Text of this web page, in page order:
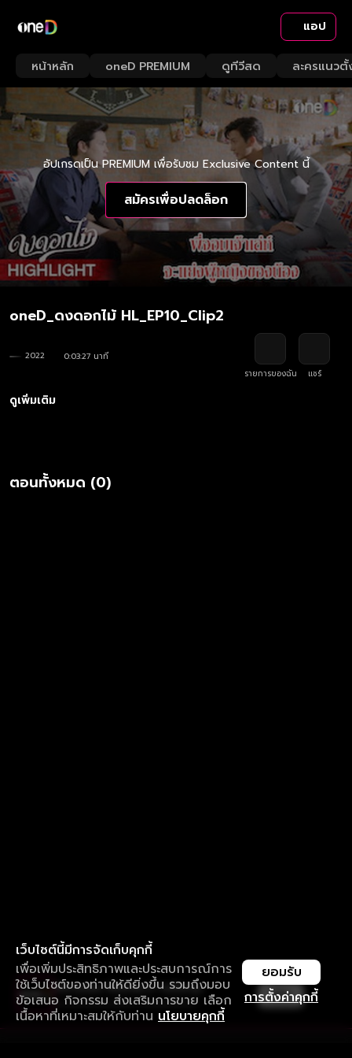
แอป
หน้าหลัก oneD PREMIUM ดูทีวีสด ละครแนวตั้
อัปเกรดเป็น PREMIUM เพื่อรับชม Exclusive Content นี้
สมัครเพื่อปลดล็อก
oneD_ดงดอกไม้ HL_EP10_Clip2
2022
0:03:27 นาที
รายการของฉัน
แชร์
ดูเพิ่มเติม
ตอนทั้งหมด (0)
เว็บไซต์นี้มีการจัดเก็บคุกกี้
เพื่อเพิ่มประสิทธิภาพและประสบการณ์การ
ใช้เว็บไซต์ของท่านให้ดียิ่งขึ้น รวมถึงมอบ
ข้อเสนอ กิจกรรม ส่งเสริมการขาย เลือก
เนื้อหาที่เหมาะสมให้กับท่าน นโยบายคุกกี้
การตั้งค่าคุกกี้
ยอมรับ
ใช้งานแอป ลื่นไหลกว่า ไม่มีสะดุด
ดาวน์โหลดแอปเพื่อการรับชมที่ดีกว่า เปิด